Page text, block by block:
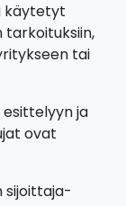
käytetyt
tarkoituksiin,
tai
ja
ovat
sijoittaja-